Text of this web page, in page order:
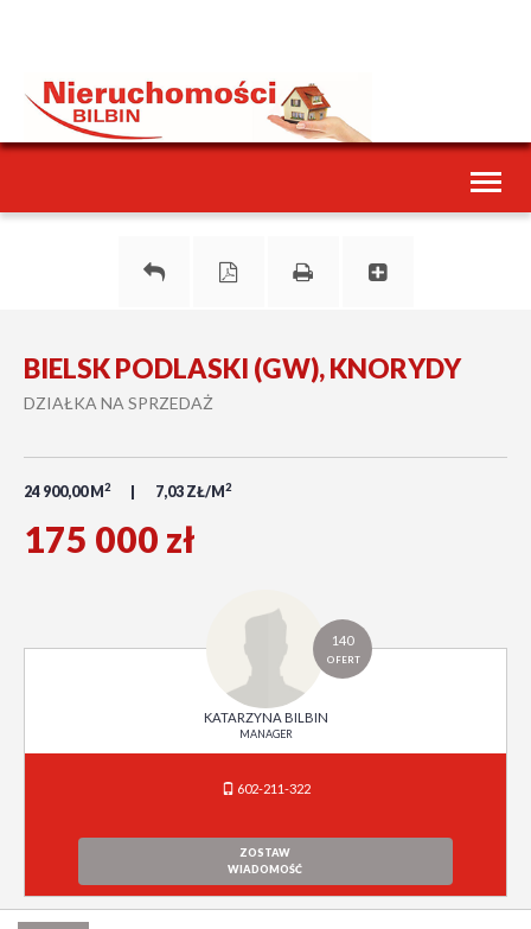
BIELSK PODLASKI (GW), KNORYDY
DZIAŁKA NA SPRZEDAŻ
24 900,00 M 2 7,03 ZŁ/M 2
175 000 zł
140
OFERT
KATARZYNA BILBIN
MANAGER
602-211-322
ZOSTAW
WIADOMOŚĆ